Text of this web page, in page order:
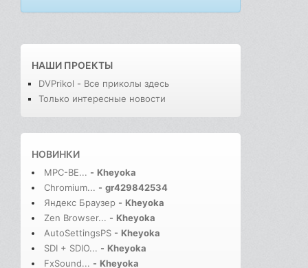
НАШИ ПРОЕКТЫ
DVPrikol - Все приколы здесь
Только интересные новости
НОВИНКИ
MPC-BE... - Kheyoka
Chromium... - gr429842534
Яндекс Браузер - Kheyoka
Zen Browser... - Kheyoka
AutoSettingsPS - Kheyoka
SDI + SDIO... - Kheyoka
FxSound... - Kheyoka